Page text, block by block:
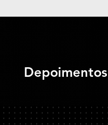
Depoimentos